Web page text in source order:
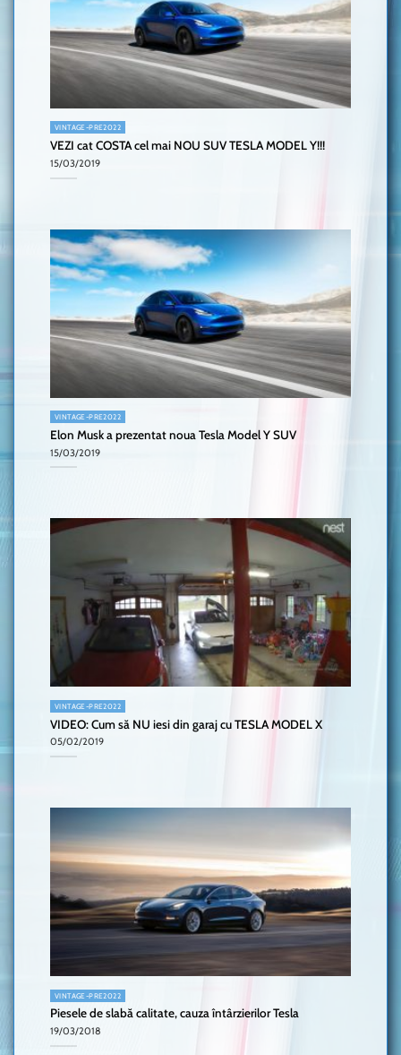
VINTAGE-PRE2022
VEZI cat COSTA cel mai NOU SUV TESLA MODEL Y!!!
15/03/2019
VINTAGE-PRE2022
Elon Musk a prezentat noua Tesla Model Y SUV
15/03/2019
VINTAGE-PRE2022
VIDEO: Cum să NU iesi din garaj cu TESLA MODEL X
05/02/2019
VINTAGE-PRE2022
Piesele de slabă calitate, cauza întârzierilor Tesla
19/03/2018